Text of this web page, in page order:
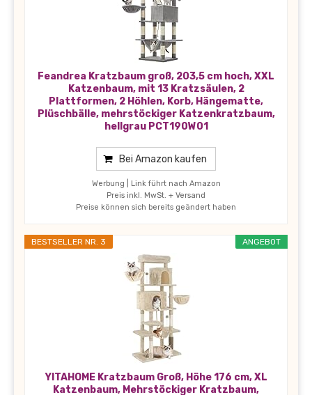
Feandrea Kratzbaum groß, 203,5 cm hoch, XXL
Katzenbaum, mit 13 Kratzsäulen, 2
Plattformen, 2 Höhlen, Korb, Hängematte,
Plüschbälle, mehrstöckiger Katzenkratzbaum,
hellgrau PCT190W01
Bei Amazon kaufen
Werbung | Link führt nach Amazon
Preis inkl. MwSt. + Versand
Preise können sich bereits geändert haben
ANGEBOT
BESTSELLER NR. 3
YITAHOME Kratzbaum Groß, Höhe 176 cm, XL
Katzenbaum, Mehrstöckiger Kratzbaum,